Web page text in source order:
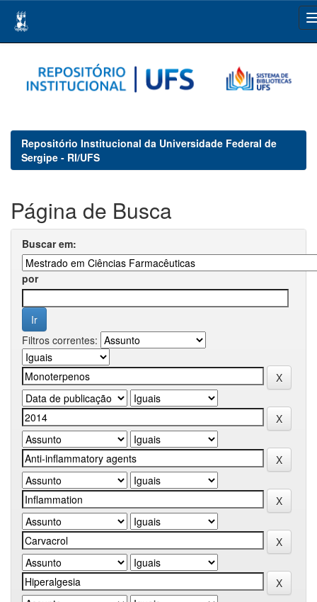
navigation
Repositório Institucional da Universidade Federal de
Sergipe - RI/UFS
Página de Busca
Buscar em:
por
Filtros correntes: